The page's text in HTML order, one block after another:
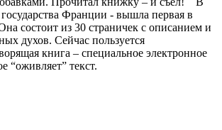
Франции - вышла первая в
состоит из 30 страничек с описанием и
духов. Сейчас пользуется
книга – специальное электронное
“оживляет” текст.